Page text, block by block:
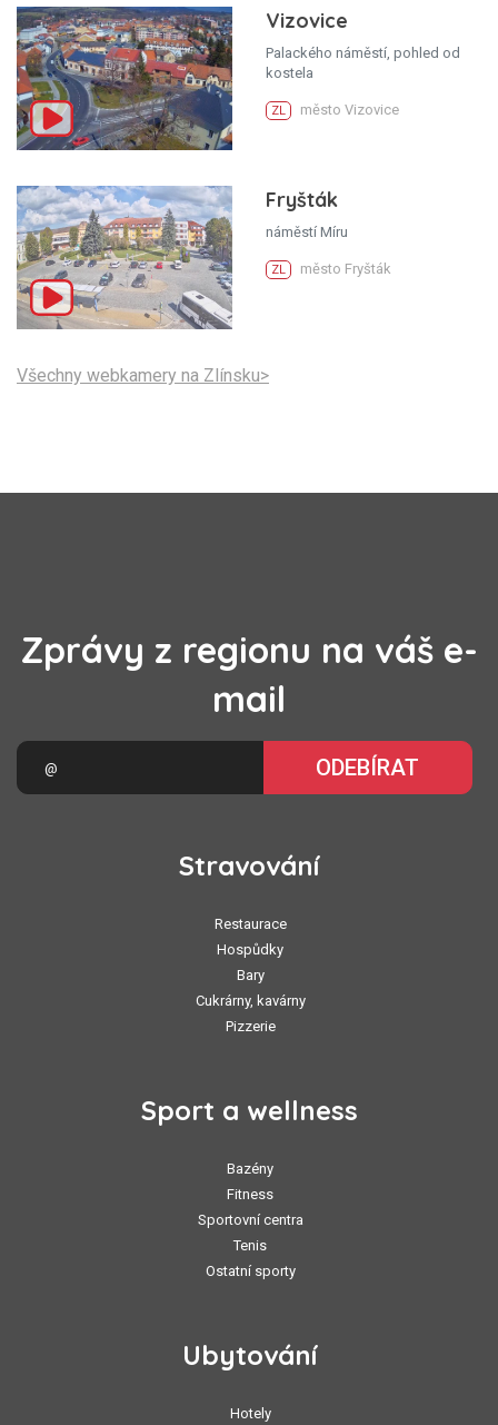
Vizovice
Palackého náměstí, pohled od
kostela
ZL město Vizovice
Fryšták
náměstí Míru
ZL město Fryšták
Všechny webkamery na Zlínsku>
Zprávy z regionu na váš e-
mail
ODEBÍRAT
Stravování
Restaurace
Hospůdky
Bary
Cukrárny, kavárny
Pizzerie
Sport a wellness
Bazény
Fitness
Sportovní centra
Tenis
Ostatní sporty
Ubytování
Hotely